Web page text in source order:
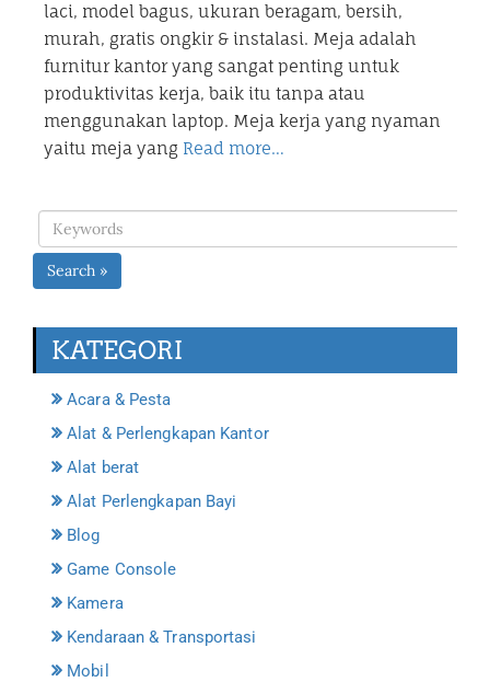
laci, model bagus, ukuran beragam, bersih,
murah, gratis ongkir & instalasi. Meja adalah
furnitur kantor yang sangat penting untuk
produktivitas kerja, baik itu tanpa atau
menggunakan laptop. Meja kerja yang nyaman
yaitu meja yang Read more…
Search »
KATEGORI
Acara & Pesta
Alat & Perlengkapan Kantor
Alat berat
Alat Perlengkapan Bayi
Blog
Game Console
Kamera
Kendaraan & Transportasi
Mobil